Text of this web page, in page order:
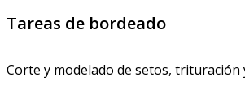
Tareas de bordeado
Corte y modelado de setos, trituración